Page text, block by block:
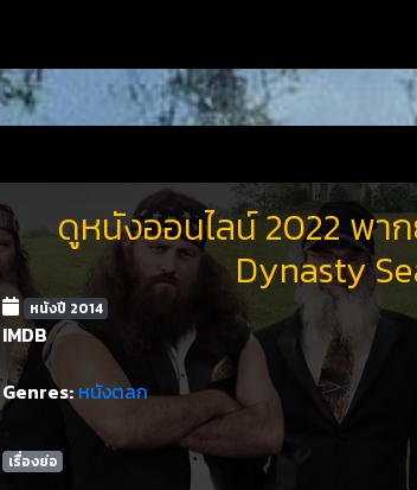
ดูหนังออนไลน์ 2022 พาก
Dynasty
หนังปี 2014
IMDB
Genres: หนังตลก
เรื่องย่อ